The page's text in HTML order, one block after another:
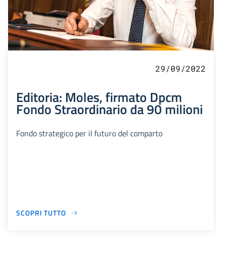
29/09/2022
Editoria: Moles, firmato Dpcm
Fondo Straordinario da 90 milioni
Fondo strategico per il futuro del comparto
SCOPRI TUTTO